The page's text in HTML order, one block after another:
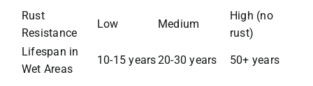
Rust
Resistance
Low Medium
High (no
rust)
Lifespan in
Wet Areas
10-15 years20-30 years 50+ years